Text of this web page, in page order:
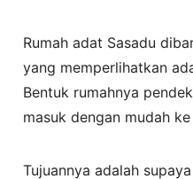
Rumah adat Sasadu
yang memperlihatkan
Bentuk rumahnya
masuk dengan mudah
Tujuannya adalah